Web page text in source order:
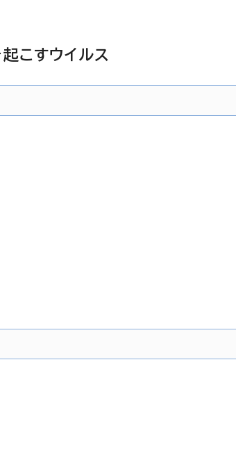
こすウイルス